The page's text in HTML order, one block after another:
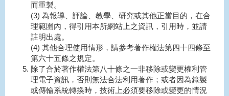
而重製。
(3) 為報導、評論、教學、研究或其他正當目的，在合
理範圍內，得引用本所網站上之資訊，引用時，並請
註明出處。
(4) 其他合理使用情形，請參考著作權法第四十四條至
第六十五條之規定。
除了合於著作權法第八十條之一非移除或變更權利管
理電子資訊，否則無法合法利用著作；或者因為錄製
或傳輸系統轉換時，技術上必須要移除或變更的情況